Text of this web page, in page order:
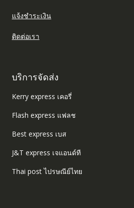
แจ้งชำระเงิน
ติดต่อเรา
บริการจัดส่ง
Kerry express เคอรี่
Flash express แฟลช
Best express เบส
J&T express เจแอนด์ที
Thai post ไปรษณีย์ไทย